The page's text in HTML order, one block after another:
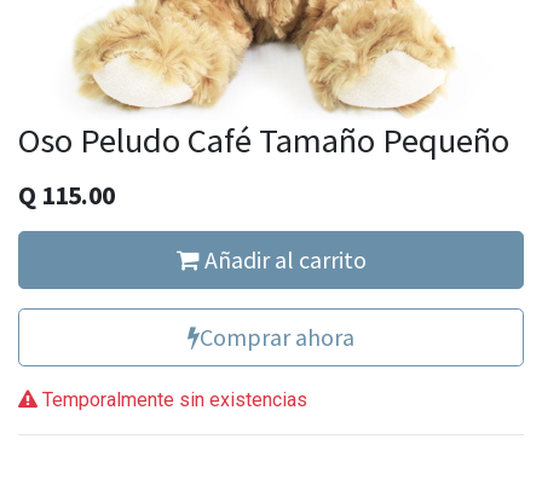
Oso Peludo Café Tamaño Pequeño
Q 115.00
Añadir al carrito
Comprar ahora
Temporalmente sin existencias